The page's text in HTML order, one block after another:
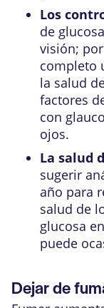
Los
de
visión;
completo
la salud
factores
con
ojos.
La salud
sugerir
año para
salud de
glucosa
puede
Dejar de